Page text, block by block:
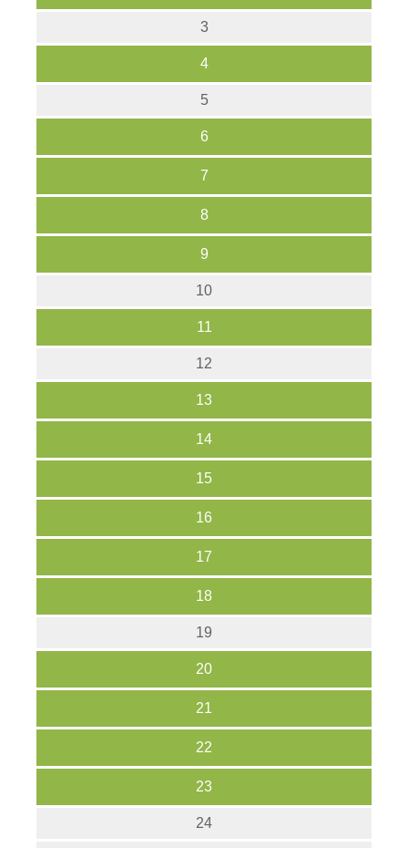
3
4
5
6
7
8
9
10
11
12
13
14
15
16
17
18
19
20
21
22
23
24